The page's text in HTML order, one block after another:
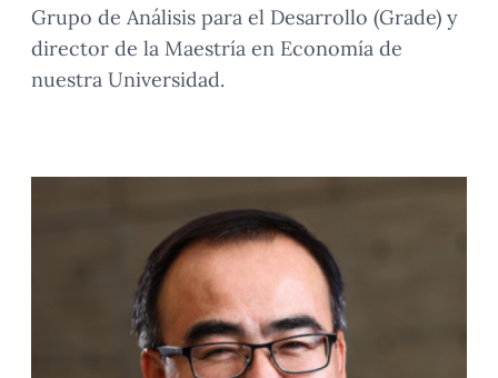
Grupo de Análisis para el Desarrollo (Grade) y
director de la Maestría en Economía de
nuestra Universidad.